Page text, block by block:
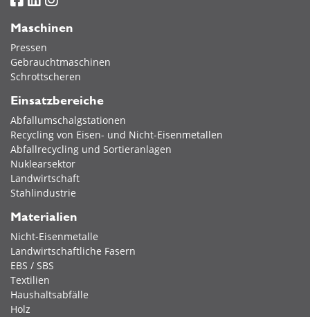
Maschinen
Pressen
Gebrauchtmaschinen
Schrottscheren
Einsatzbereiche
Abfallumschalgstationen
Recycling von Eisen- und Nicht-Eisenmetallen
Abfallrecycling und Sortieranlagen
Nuklearsektor
Landwirtschaft
Stahlindustrie
Materialien
Nicht-Eisenmetalle
Landwirtschaftliche Fasern
EBS / SBS
Textilien
Haushaltsabfälle
Holz